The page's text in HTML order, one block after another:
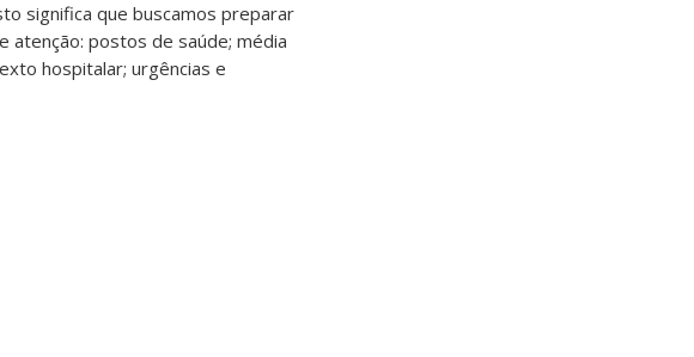
significa que buscamos preparar
atenção: postos de saúde; média
hospitalar; urgências e